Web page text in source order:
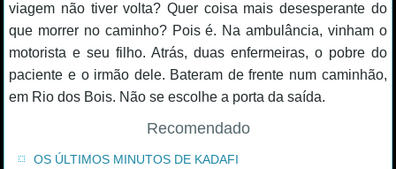
viagem não tiver volta? Quer coisa mais desesperante do
que morrer no caminho? Pois é. Na ambulância, vinham o
motorista e seu filho. Atrás, duas enfermeiras, o pobre do
paciente e o irmão dele. Bateram de frente num caminhão,
em Rio dos Bois. Não se escolhe a porta da saída.
Recomendado
OS ÚLTIMOS MINUTOS DE KADAFI